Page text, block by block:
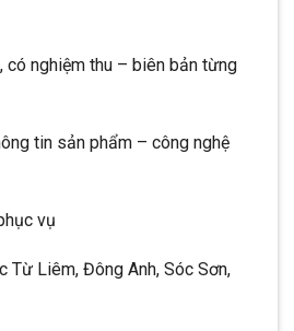
có nghiệm thu – biên bản từng
tin sản phẩm – công nghệ
vụ
Từ Liêm, Đông Anh, Sóc Sơn,